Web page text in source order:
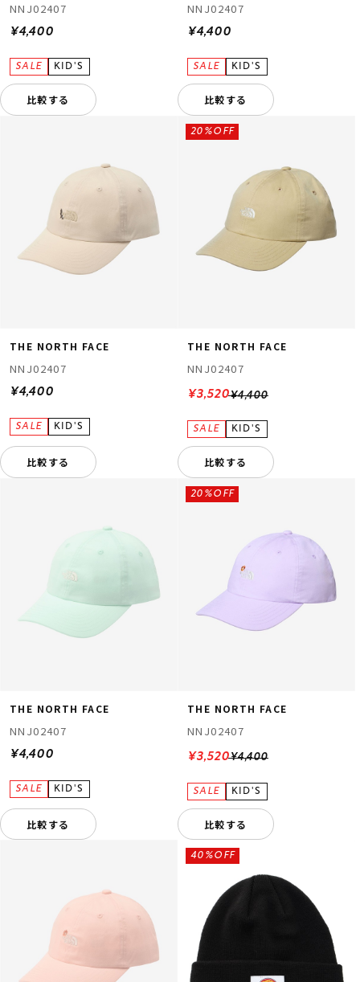
NNJ02407
¥4,400
比較する
NNJ02407
¥4,400
比較する
THE NORTH FACE
NNJ02407
¥4,400
比較する
THE NORTH FACE
NNJ02407
¥4,400
20%OFF
¥3,520
比較する
THE NORTH FACE
NNJ02407
¥4,400
比較する
THE NORTH FACE
NNJ02407
¥4,400
20%OFF
¥3,520
比較する
40%OFF